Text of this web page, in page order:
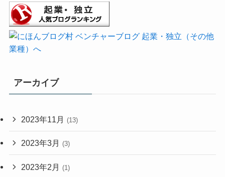
アーカイブ
2023年11月 (13)
2023年3月 (3)
2023年2月 (1)